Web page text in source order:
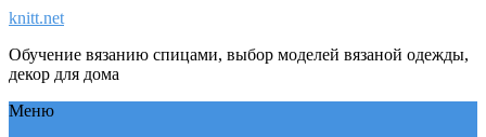
knitt.net
Обучение вязанию спицами, выбор моделей вязаной одежды,
декор для дома
Меню